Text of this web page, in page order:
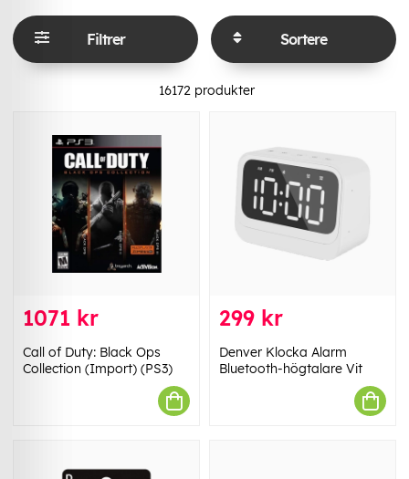
Filtrer Sortere
16172produkter
1071 kr
Call of Duty: Black Ops
Collection (Import) (PS3)
299 kr
Denver Klocka Alarm
Bluetooth-högtalare Vit